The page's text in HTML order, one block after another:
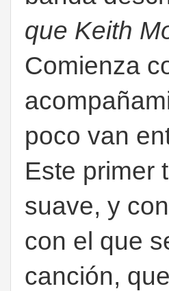
que Keith
Comienza
poco van
Este primer
suave, y
con el que
canción,